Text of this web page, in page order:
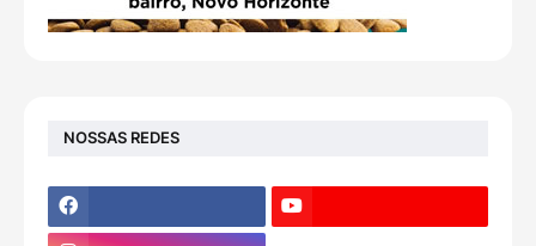
NOSSAS REDES